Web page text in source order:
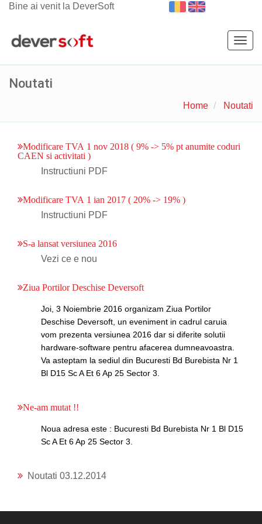
Bine ai venit la DeverSoft
Noutati
Home Noutati
Modificare TVA 1 nov 2018 ( 9% -> 5% pt anumite coduri
CAEN si activitati )
Instructiuni PDF
Modificare TVA 1 ian 2017 ( 20% -> 19% )
Instructiuni PDF
S-a lansat versiunea 2016
Vezi ce e nou
Ziua Portilor Deschise Deversoft
Joi, 3 Noiembrie 2016 organizam Ziua Portilor
Deschise Deversoft, un eveniment in cadrul caruia
vom prezenta versiunea 2016 dar si diferite solutii
hardware-software pentru afacerea dumneavoastra.
Va asteptam la sediul din Bucuresti Bd Burebista Nr 1
Bl D15 Sc A Et 6 Ap 25 Sector 3.
Ne-am mutat !!
Noua adresa este : Bucuresti Bd Burebista Nr 1 Bl D15
Sc A Et 6 Ap 25 Sector 3.
Noutati 03.12.2014